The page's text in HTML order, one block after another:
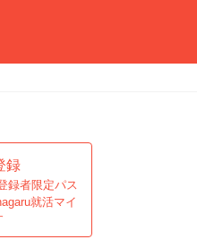
録
録者限定パス
就活マイ